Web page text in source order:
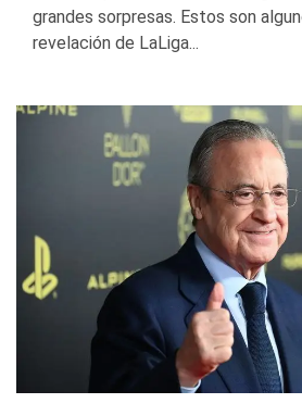
grandes sorpresas. Estos son
revelación de LaLiga...